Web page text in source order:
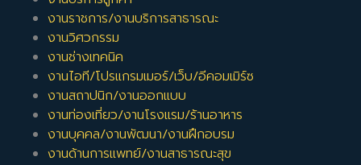
งานราชการ/งานบริการสาธารณะ
งานวิศวกรรม
งานช่างเทคนิค
งานไอที/โปรแกรมเมอร์/เว็บ/อีคอมเมิร์ซ
งานสถาปนิก/งานออกแบบ
งานท่องเที่ยว/งานโรงแรม/ร้านอาหาร
งานบุคคล/งานพัฒนา/งานฝึกอบรม
งานด้านการแพทย์/งานสาธารณะสุข